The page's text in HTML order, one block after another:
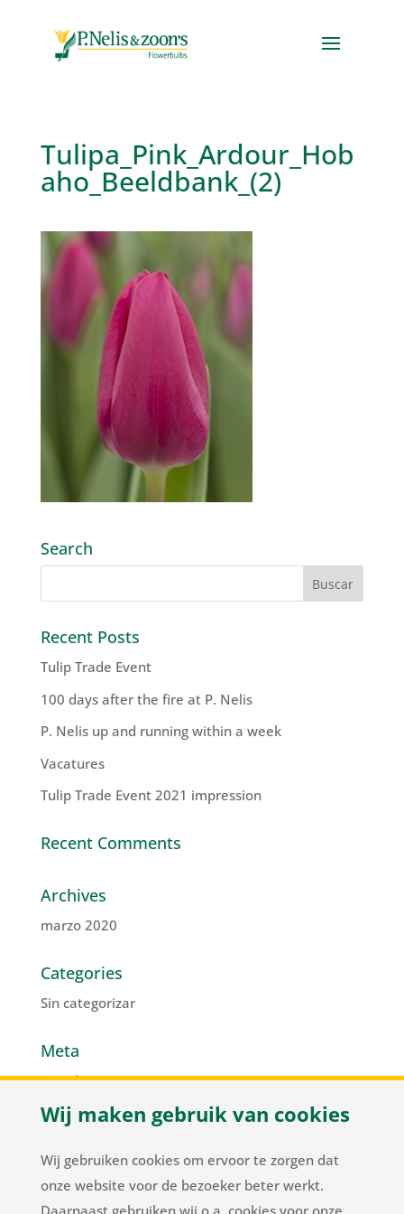
Tulipa_Pink_Ardour_Hob
aho_Beeldbank_(2)
Search
Recent Posts
Tulip Trade Event
100 days after the fire at P. Nelis
P. Nelis up and running within a week
Vacatures
Tulip Trade Event 2021 impression
Recent Comments
Archives
marzo 2020
Categories
Sin categorizar
Meta
Acceder
Feed de entradas
WordPress.org
Wij maken gebruik van cookies
Wij gebruiken cookies om ervoor te zorgen dat
onze website voor de bezoeker beter werkt.